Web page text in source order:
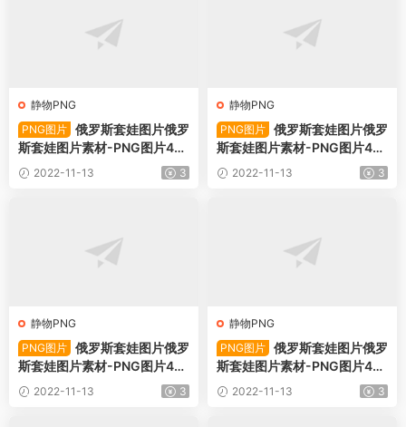
静物PNG
PNG图片 俄罗斯套娃图片俄罗
斯套娃图片素材-PNG图片49
495下载
2022-11-13 3
静物PNG
PNG图片 俄罗斯套娃图片俄罗
斯套娃图片素材-PNG图片49
494下载
2022-11-13 3
静物PNG
PNG图片 俄罗斯套娃图片俄罗
斯套娃图片素材-PNG图片49
493下载
2022-11-13 3
静物PNG
PNG图片 俄罗斯套娃图片俄罗
斯套娃图片素材-PNG图片49
492下载
2022-11-13 3